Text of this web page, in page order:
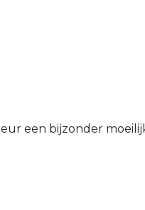
een bijzonder